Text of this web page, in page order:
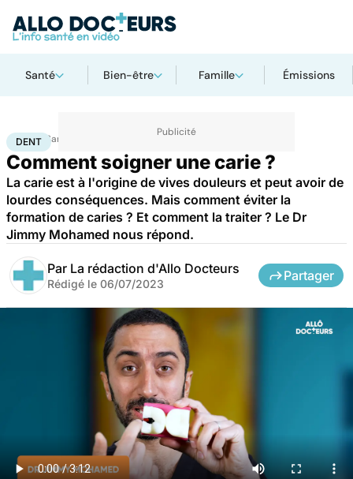
Santé Bien-être Famille Émissions
Accueil Santé
DENT
Comment soigner une carie ?
La carie est à l'origine de vives douleurs et peut avoir de
lourdes conséquences. Mais comment éviter la
formation de caries ? Et comment la traiter ? Le Dr
Jimmy Mohamed nous répond.
Par La rédaction d'Allo Docteurs
Rédigé le 06/07/2023
Partager